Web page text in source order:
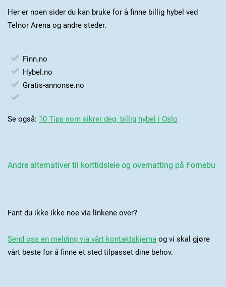
Her er noen sider du kan bruke for å finne billig hybel ved
Telnor Arena og andre steder.
Finn.no
Hybel.no
Gratis-annonse.no
Se også: 10 Tips som sikrer deg billig hybel i Oslo
Andre alternativer til korttidsleie og overnatting på Fornebu
Fant du ikke ikke noe via linkene over?
Send oss en melding via vårt kontaktskjemaog vi skal gjøre
vårt beste for å finne et sted tilpasset dine behov.